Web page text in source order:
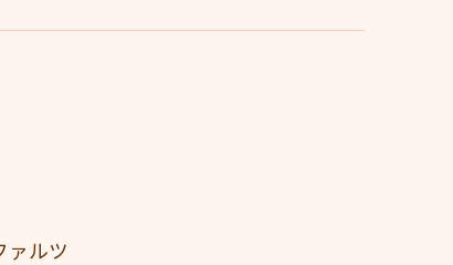
ァルツ